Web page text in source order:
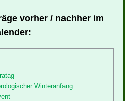
vorher / nachher im
Winteranfang